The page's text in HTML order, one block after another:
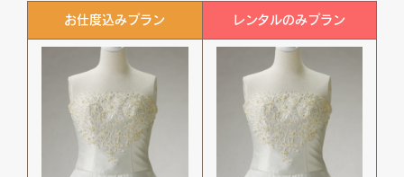
お仕度込みプラン レンタルのみプラン